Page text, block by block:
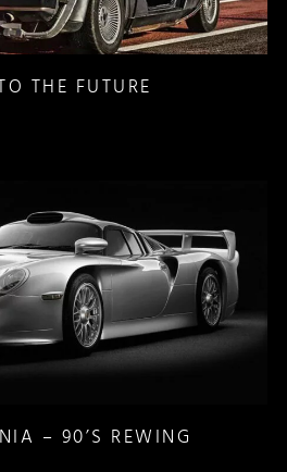
THE FUTURE
– 90’S REWING